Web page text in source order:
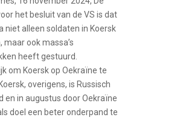
het besluit van de VS is dat
niet alleen soldaten in Koersk
maar ook massa’s
heeft gestuurd.
om Koersk op Oekraïne te
overigens, is Russisch
en in augustus door Oekraïne
doel een beter onderpand te